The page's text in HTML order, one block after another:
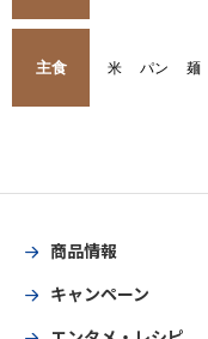
主食 米 パン 麺
商品情報
キャンペーン